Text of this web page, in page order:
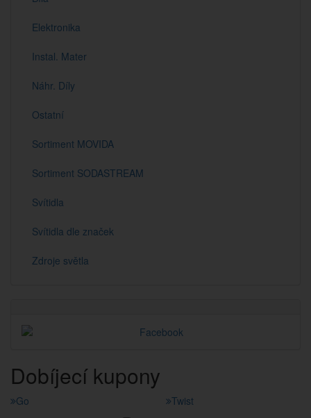
Elektronika
Instal. Mater
Náhr. Díly
Ostatní
Sortiment MOVIDA
Sortiment SODASTREAM
Svítidla
Svítidla dle značek
Zdroje světla
Dobíjecí kupony
Go
Twist